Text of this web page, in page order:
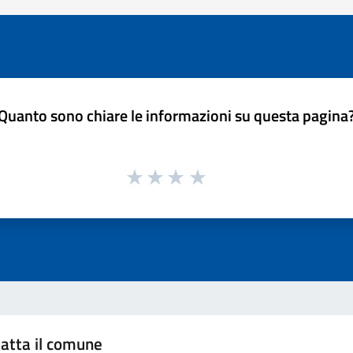
sono chiare le informazioni su questa
il comune